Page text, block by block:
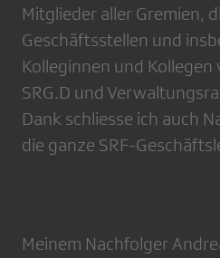
Mitglieder aller Gremien,
Geschäftsstellen und
Kolleginnen und
SRG.D und
Dank schliesse ich auch
die ganze SRF-
Meinem Nachfolger